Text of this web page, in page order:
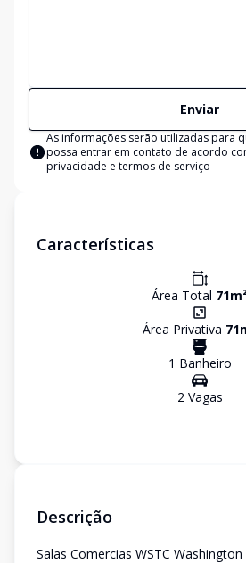
Enviar
As informações serão utilizadas para
possa entrar em contato de acordo
privacidade e termos de serviço
Características
Área Total 71
Área Privativa 71
1 Banheiro
2Vagas
Descrição
Salas Comercias WSTC